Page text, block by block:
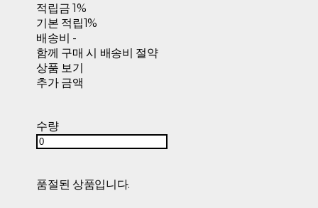
적립금 1%
기본 적립1%
배송비 -
함께 구매 시 배송비 절약
상품 보기
추가 금액
수량
품절된 상품입니다.